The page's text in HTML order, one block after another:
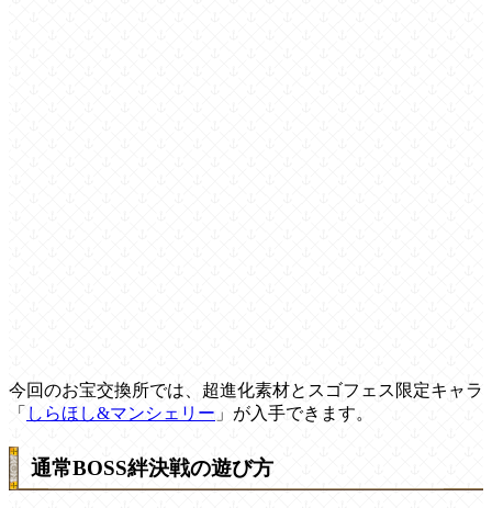
今回のお宝交換所では、超進化素材とスゴフェス限定キャラ
「 しらほし&マンシェリー 」が入手できます。
通常BOSS絆決戦の遊び方